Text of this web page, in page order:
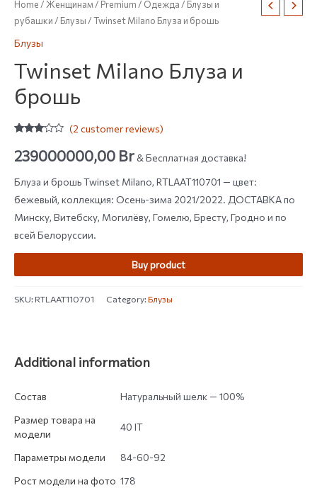
Home/Женщинам/ Premium/ Одежда/ Блузы и
рубашки/ Блузы/ Twinset Milano Блуза и брошь
Блузы
Twinset Milano Блуза и
брошь
3.00
out of
based
on
customer
(2 customer reviews)
239000000,00 Br& Бесплатная доставка!
Блуза и брошь Twinset Milano, RTLAAT110701 — цвет:
бежевый, коллекция: Осень-зима 2021/2022. ДОСТАВКА по
Минску, Витебску, Могилёву, Гомелю, Бресту, Гродно и по
всей Белоруссии.
Buy product
SKU:RTLAAT110701 Category:Блузы
Additional information
Состав
Натуральный шелк — 100%
Размер товара на
модели
40 IT
Параметры модели
84-60-92
Рост модели на фото 178